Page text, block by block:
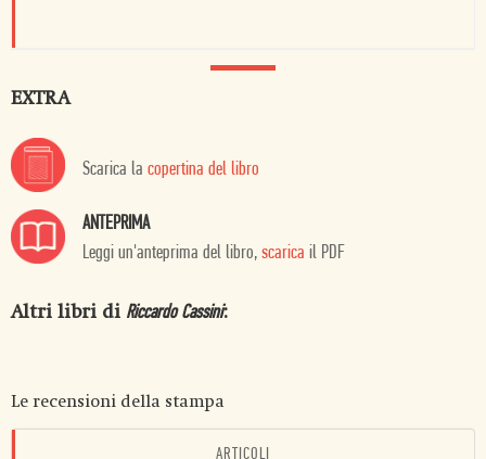
EXTRA
Scarica la copertina del libro
ANTEPRIMA
Leggi un'anteprima del libro, scarica il PDF
Altri libri di Riccardo Cassini:
Le recensioni della stampa
ARTICOLI